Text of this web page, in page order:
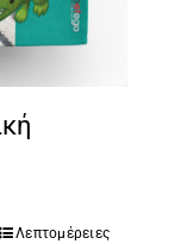
Λεπτομέρειες